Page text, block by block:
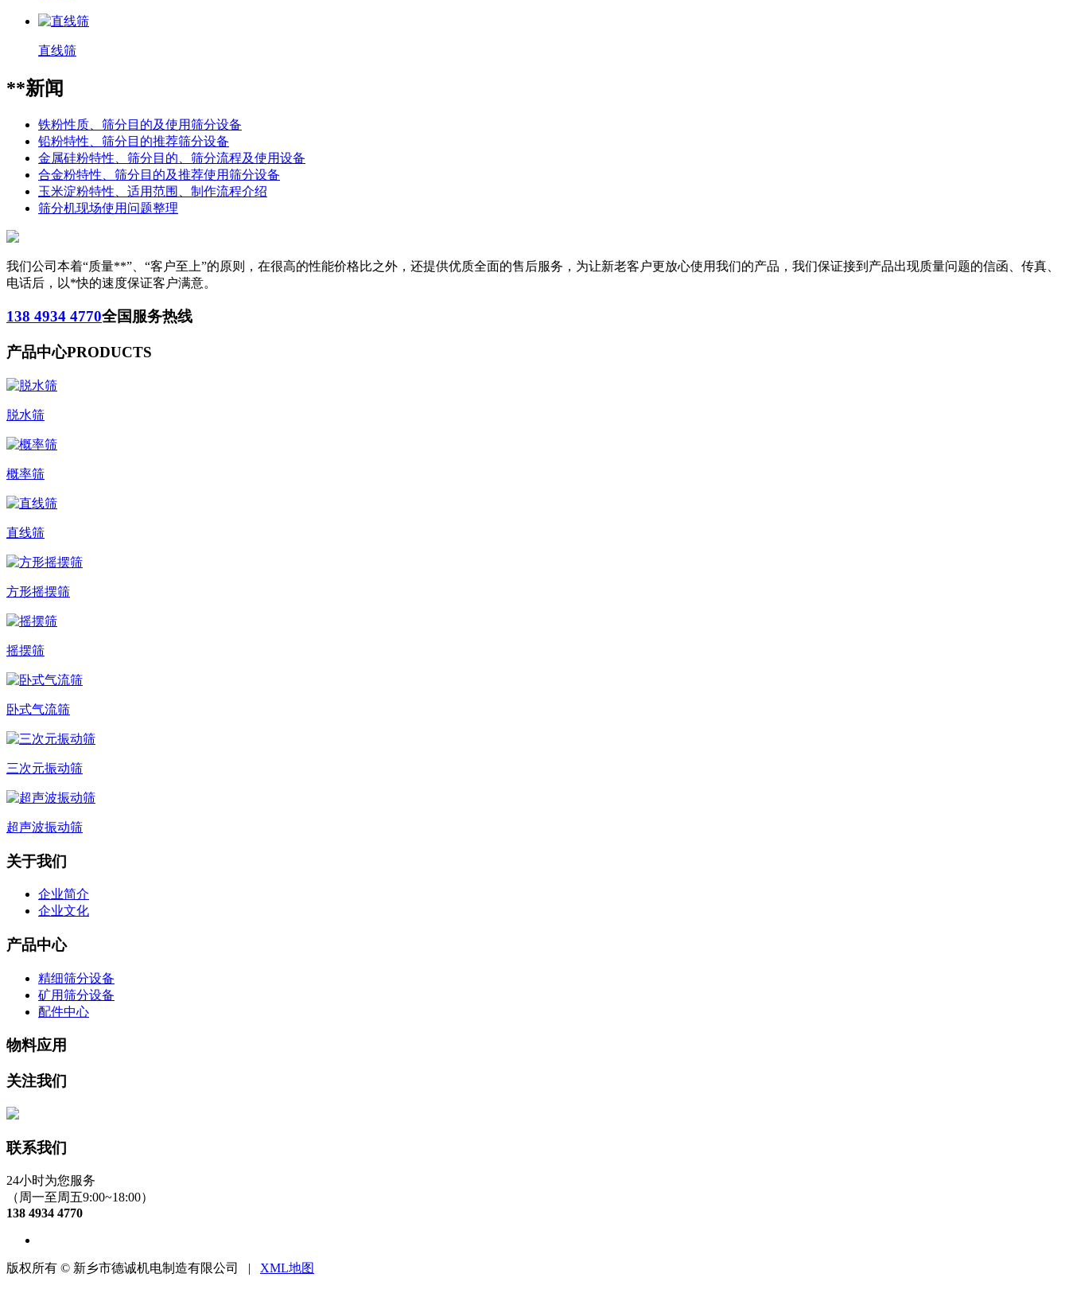
直线筛
**新闻
铁粉性质、筛分目的及使用筛分设备
铅粉特性、筛分目的推荐筛分设备
金属硅粉特性、筛分目的、筛分流程及使用设备
合金粉特性、筛分目的及推荐使用筛分设备
玉米淀粉特性、适用范围、制作流程介绍
筛分机现场使用问题整理
我们公司本着“质量**”、“客户至上”的原则，在很高的性能价格比之外，还提供优质全面的售后服务，为让新老客户更放心使用我们的产品，我们保证接到产品出现质量问题的信函、传真、
电话后，以*快的速度保证客户满意。
138 4934 4770全国服务热线
产品中心PRODUCTS
脱水筛
概率筛
直线筛
方形摇摆筛
摇摆筛
卧式气流筛
三次元振动筛
超声波振动筛
关于我们
企业简介
企业文化
产品中心
精细筛分设备
矿用筛分设备
配件中心
物料应用
关注我们
联系我们
24小时为您服务
（周一至周五9:00~18:00）
138 4934 4770
版权所有 © 新乡市德诚机电制造有限公司 | XML地图